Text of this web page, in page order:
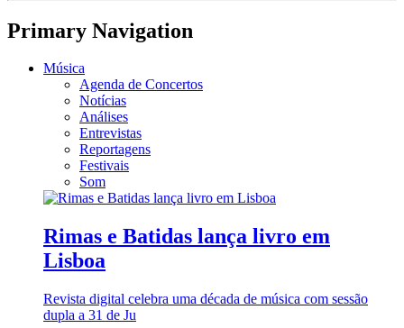
Primary Navigation
Música
Agenda de Concertos
Notícias
Análises
Entrevistas
Reportagens
Festivais
Som
Rimas e Batidas lança livro em
Lisboa
Revista digital celebra uma década de música com sessão
dupla a 31 de Ju